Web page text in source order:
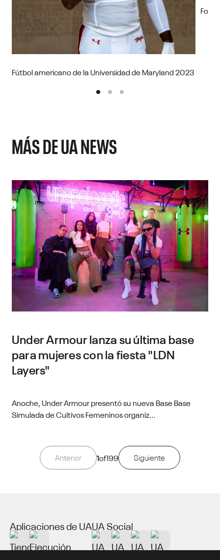
Fútbol americano de la Universidad de Maryland 2023
Foto
MÁS DE UA NEWS
Under Armour lanza su última base
para mujeres con la fiesta "LDN
Layers"
Anoche, Under Armour presentó su nueva Base Base
Simulada de Cultivos Femeninos organiz...
Anterior 1of199 Siguiente
Aplicaciones de UAUA Social